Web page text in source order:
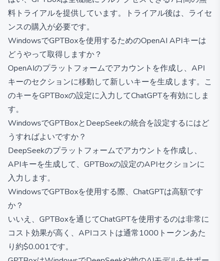
料トライアルを提供しています。トライアル後は、ライセ
ンスの購入が必要です。
WindowsでGPTBoxを使用するためのOpenAI APIキーは
どうやって取得しますか？
OpenAIのプラットフォームでアカウントを作成し、API
キーのセクションに移動して新しいキーを生成します。こ
のキーをGPTBoxの設定に入力してChatGPTを有効にしま
す。
WindowsでGPTBoxとDeepSeekの統合を設定するにはど
うすればよいですか？
DeepSeekのプラットフォームでアカウントを作成し、
APIキーを生成して、GPTBoxの設定のAPIセクションに
入力します。
WindowsでGPTBoxを使用する際、ChatGPTは高額です
か？
いいえ、GPTBoxを通じてChatGPTを使用するのは非常に
コスト効果が高く、APIコストは通常1000トークンあた
り約$0.001です。